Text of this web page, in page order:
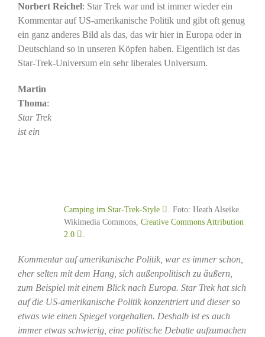
Norbert Reichel: Star Trek war und ist immer wieder ein
Kommentar auf US-amerikanische Politik und gibt oft genug
ein ganz anderes Bild als das, das wir hier in Europa oder in
Deutschland so in unseren Köpfen haben. Eigentlich ist das
Star-Trek-Universum ein sehr liberales Universum.
Camping im Star-Trek-Style
. Foto: Heath Alseike.
Wikimedia Commons,Creative Commons Attribution
2.0
Martin
Thoma:
Star Trek
ist ein
Kommentar auf amerikanische Politik, war es immer schon,
eher selten mit dem Hang, sich außenpolitisch zu äußern,
zum Beispiel mit einem Blick nach Europa. Star Trek hat sich
auf die US-amerikanische Politik konzentriert und dieser so
etwas wie einen Spiegel vorgehalten. Deshalb ist es auch
immer etwas schwierig, eine politische Debatte aufzumachen